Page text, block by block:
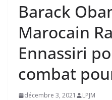
Barack
Marocain
Ennassiri
combat
décembre 3, 2021 LPJM